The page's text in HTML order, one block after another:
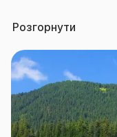
особи,
не можна
спортом,
Розгорнути